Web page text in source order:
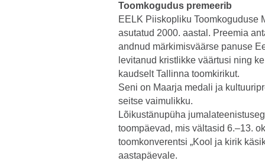
Toomkogudus premeerib
EELK Piiskopliku Toomkoguduse
asutatud 2000. aastal. Preemia
andnud märkimisväärse panuse
levitanud kristlikke väärtusi ning
kaudselt Tallinna toomkirikut.
Seni on Maarja medali ja
seitse vaimulikku.
Lõikustänupüha
toompäevad, mis vältasid 6.–13.
toomkonverentsi „Kool ja kirik
aastapäevale.